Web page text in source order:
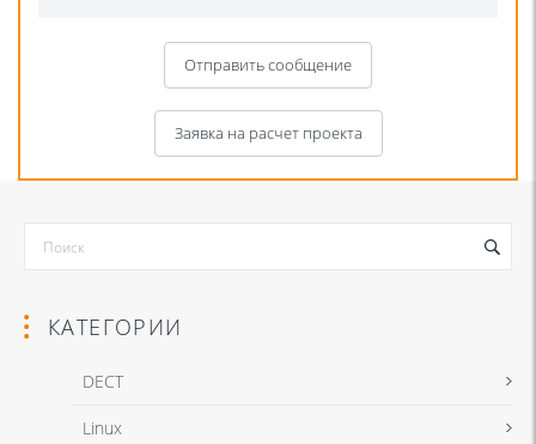
Отправить сообщение
Заявка на расчет проекта
КАТЕГОРИИ
DECT
Linux